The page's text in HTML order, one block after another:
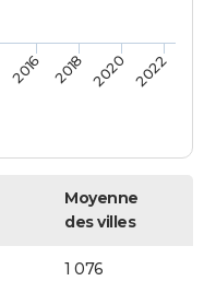
2016 2018 2020 2022
Moyenne
des villes
1 076